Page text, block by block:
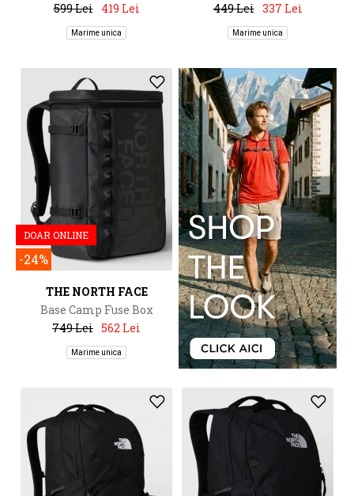
599 Lei
419 Lei
Marime unica
449 Lei 337 Lei
Marime unica
DOAR ONLINE
-24%
THE NORTH FACE
Base Camp Fuse Box
749 Lei 562 Lei
Marime unica